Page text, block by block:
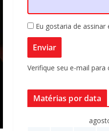
Eu gostaria de
Verifique seu e-mail
Matérias por data